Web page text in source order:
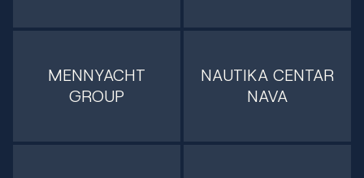
MENNYACHT
GROUP
NAUTIKA CENTAR
NAVA